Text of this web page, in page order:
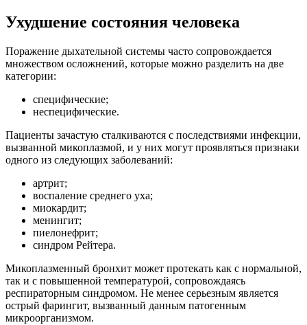
Ухудшение состояния человека
Поражение дыхательной системы часто сопровождается
множеством осложнений, которые можно разделить на две
категории:
специфические;
неспецифические.
Пациенты зачастую сталкиваются с последствиями инфекции,
вызванной микоплазмой, и у них могут проявляться признаки
одного из следующих заболеваний:
артрит;
воспаление среднего уха;
миокардит;
менингит;
пиелонефрит;
синдром Рейтера.
Микоплазменный бронхит может протекать как с нормальной,
так и с повышенной температурой, сопровождаясь
респираторным синдромом. Не менее серьезным является
острый фарингит, вызванный данным патогенным
микроорганизмом.